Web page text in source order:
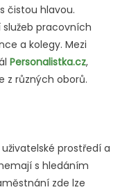
čistou hlavou.
pracovních
a kolegy. Mezi
Personalistka.cz,
z různých oborů.
prostředí a
s hledáním
zde lze